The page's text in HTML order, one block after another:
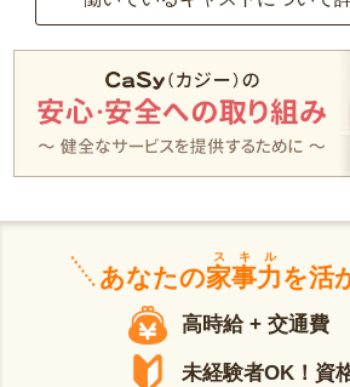
あなたの家事力
スキル
を活
高時給 + 交通費
未経験者OK！資